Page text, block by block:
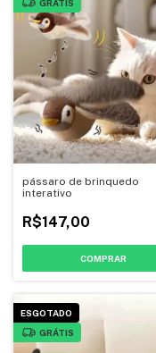
GRÁTIS
pássaro de brinquedo
interativo
R$147,00
COMPRAR
ESGOTADO
GRÁTIS